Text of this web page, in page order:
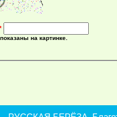
на картинке.